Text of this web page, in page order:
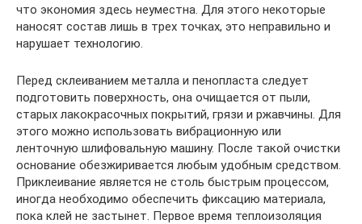
что экономия здесь неуместна. Для этого некоторые
наносят состав лишь в трех точках, это неправильно и
нарушает технологию.
Перед склеиванием металла и пенопласта следует
подготовить поверхность, она очищается от пыли,
старых лакокрасочных покрытий, грязи и ржавчины. Для
этого можно использовать вибрационную или
ленточную шлифовальную машину. После такой очистки
основание обезжиривается любым удобным средством.
Приклеивание является не столь быстрым процессом,
иногда необходимо обеспечить фиксацию материала,
пока клей не застынет. Первое время теплоизоляция